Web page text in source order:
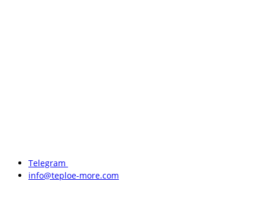
Telegram
info@teploe-more.com